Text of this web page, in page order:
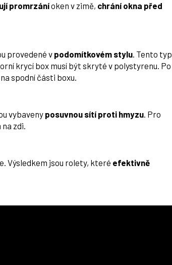
promrzáníoken v zimě, chrání okna před
provedené v podomítkovém stylu. Tento typ
krycí box musí být skryté v polystyrenu. Po
spodní části boxu.
vybavenyposuvnou sítí proti hmyzu. Pro
zdi.
Výsledkem jsou rolety, které efektivně